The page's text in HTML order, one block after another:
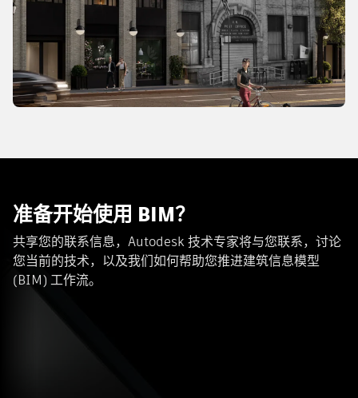
准备开始使用 BIM？
共享您的联系信息，Autodesk 技术专家将与您联系，讨论
您当前的技术，以及我们如何帮助您推进建筑信息模型
(BIM) 工作流。